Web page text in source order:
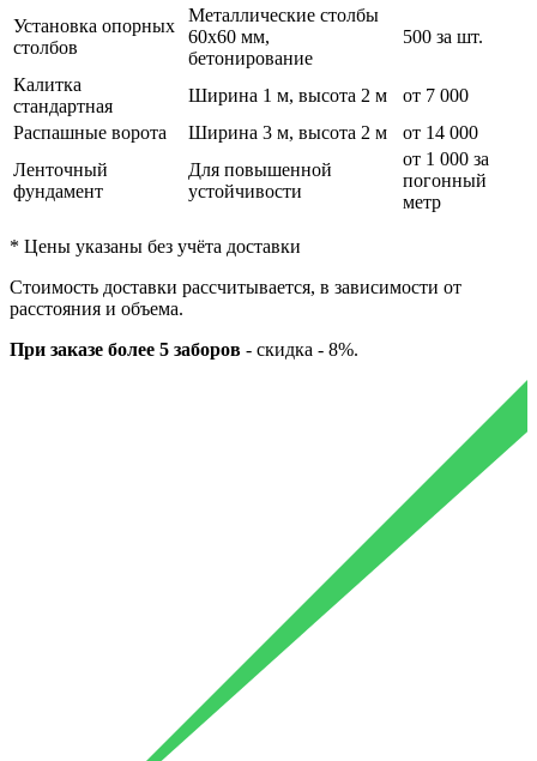
Установка опорных
столбов
Металлические столбы
60х60 мм,
бетонирование
500 за шт.
Калитка
стандартная
Ширина 1 м, высота 2 м
от 7 000
Распашные ворота
Ширина 3 м, высота 2 м
от 14 000
Ленточный
фундамент
Для повышенной
устойчивости
от 1 000 за
погонный
метр
* Цены указаны без учёта доставки
Стоимость доставки рассчитывается, в зависимости от
расстояния и объема.
При заказе более 5 заборов - скидка - 8%.